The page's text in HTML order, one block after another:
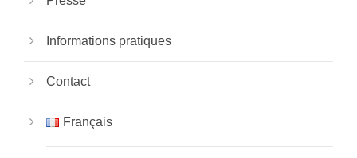
Informations pratiques
Contact
Français